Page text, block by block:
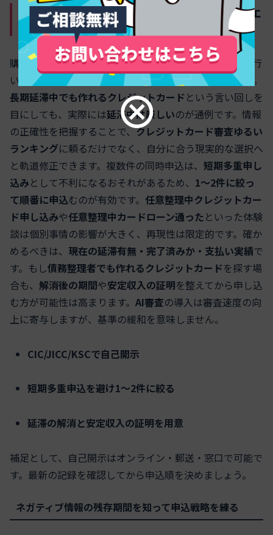
申し込み前に自分の信用情報を賢くチェ
ック
購入行動に移る前に、CIC・JICC・KSCでの自己開示を行
い、延滞や債務整理、直近の申込件数を確認しましょう。
長期延滞中でも作れるクレジットカードという言い回しを
目にしても、実際には延滞中は厳しいのが通例です。情報
の正確性を把握することで、クレジットカード審査ゆるい
ランキングに頼るだけでなく、自分に合う現実的な選択へ
と軌道修正できます。複数件の同時申込は、 短期多重申し
込みとして不利になるおそれがあるため、 1〜2件に絞っ
て順番に申込むのが有効です。 任意整理中クレジットカー
ド申し込みや任意整理中カードローン通ったといった体験
談は個別事情の影響が大きく、再現性は限定的です。確か
めるべきは、 現在の延滞有無・完了済みか・支払い実績で
す。もし債務整理者でも作れるクレジットカードを探す場
合も、 解消後の期間や安定収入の証明を整えてから申し込
む方が可能性は高まります。 AI審査の導入は審査速度の向
上に寄与しますが、基準の緩和を意味しません。
CIC/JICC/KSCで自己開示
短期多重申込を避け1〜2件に絞る
延滞の解消と安定収入の証明を用意
補足として、自己開示はオンライン・郵送・窓口で可能で
す。最新の記録を確認してから申込順を決めましょう。
ネガティブ情報の残存期間を知って申込戦略を練る